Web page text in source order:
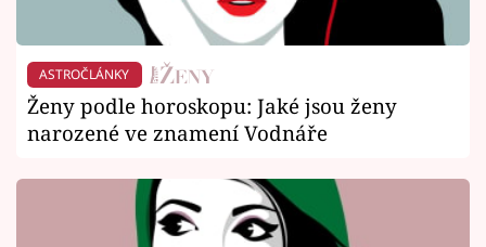
ASTROČLÁNKY
Ženy podle horoskopu: Jaké jsou ženy
narozené ve znamení Vodnáře